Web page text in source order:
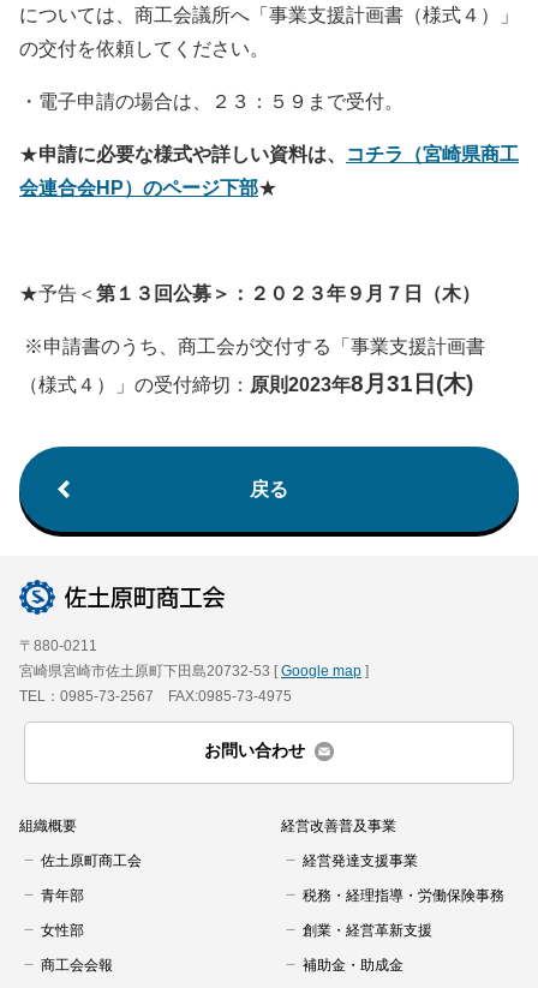
については、商工会議所へ「事業支援計画書（様式４）」
の交付を依頼してください。
・電子申請の場合は、２３：５９まで受付。
★申請に必要な様式や詳しい資料は、
コチラ（宮崎県商工
会連合会HP）のページ下部★
★予告＜ 第１３回公募＞：２０２３年９月７日（木）
※申請書のうち、商工会が交付する「事業支援計画書
（様式４）」の受付締切： 原則2023年8月31日(木)
戻る
〒880-0211
宮崎県宮崎市佐土原町下田島20732-53 [Google map ]
TEL：0985-73-2567 FAX:0985-73-4975
お問い合わせ
組織概要
佐土原町商工会
青年部
女性部
商工会会報
経営改善普及事業
経営発達支援事業
税務・経理指導・労働保険事務
創業・経営革新支援
補助金・助成金